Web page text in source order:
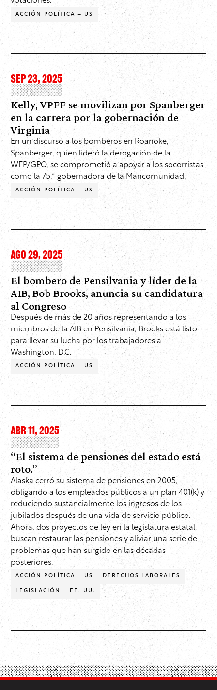
ACCIÓN POLÍTICA – US
SEP 23, 2025
Kelly, VPFF se movilizan por Spanberger
en la carrera por la gobernación de
Virginia
En un discurso a los bomberos en Roanoke,
Spanberger, quien lideró la derogación de la
WEP/GPO, se comprometió a apoyar a los socorristas
como la 75.ª gobernadora de la Mancomunidad.
ACCIÓN POLÍTICA – US
AGO 29, 2025
El bombero de Pensilvania y líder de la
AIB, Bob Brooks, anuncia su candidatura
al Congreso
Después de más de 20 años representando a los
miembros de la AIB en Pensilvania, Brooks está listo
para llevar su lucha por los trabajadores a
Washington, D.C.
ACCIÓN POLÍTICA – US
ABR 11, 2025
“El sistema de pensiones del estado está
roto.”
Alaska cerró su sistema de pensiones en 2005,
obligando a los empleados públicos a un plan 401(k) y
reduciendo sustancialmente los ingresos de los
jubilados después de una vida de servicio público.
Ahora, dos proyectos de ley en la legislatura estatal
buscan restaurar las pensiones y aliviar una serie de
problemas que han surgido en las décadas
posteriores.
ACCIÓN POLÍTICA – US DERECHOS LABORALES
LEGISLACIÓN – EE. UU.